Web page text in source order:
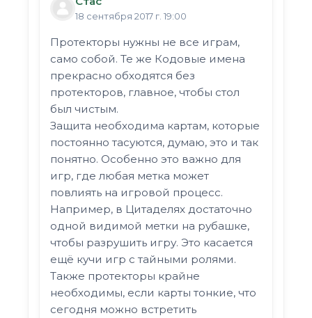
18 сентября 2017 г. 19:00
Протекторы нужны не все играм,
само собой. Те же Кодовые имена
прекрасно обходятся без
протекторов, главное, чтобы стол
был чистым.
Защита необходима картам, которые
постоянно тасуются, думаю, это и так
понятно. Особенно это важно для
игр, где любая метка может
повлиять на игровой процесс.
Например, в Цитаделях достаточно
одной видимой метки на рубашке,
чтобы разрушить игру. Это касается
ещё кучи игр с тайными ролями.
Также протекторы крайне
необходимы, если карты тонкие, что
сегодня можно встретить